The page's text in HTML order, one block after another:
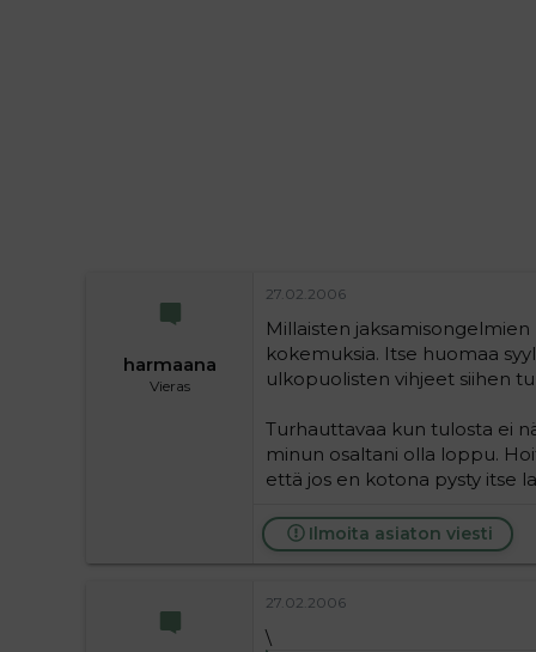
harmaana
Vieras
27.02.2006
Millaisten
kokemuksia. Itse huomaa
ulkopuolisten vihjeet siihen
Turhauttavaa kun tulosta ei
minun osaltani olla loppu.
että jos en kotona pysty itse
Ilmoita asiaton viesti
27.02.2006
\